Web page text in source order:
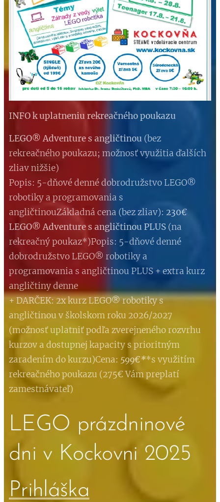
INFO k uplatneniu rekreačného poukazu
LEGO® Adventure s angličtinou (bez
rekreačného poukazu; možnosť využitia ďalších
zliav nižšie)
Popis: 5-dňové denné dobrodružstvo LEGO®
robotiky a programovania s
angličtinouZákladná cena (bez zliav): 230€
LEGO® Adventure s angličtinou PLUS (na
rekreačný poukaz*)Popis: 5-dňové denné
dobrodružstvo LEGO® robotiky a
programovania s angličtinou PLUS + extra kurz
angličtiny denne
+ DARČEK: 2x kurz LEGO® robotiky s
angličtinou v školskom roku 2026/2027
(možnosť uplatniť podľa zverejneného rozvrhu
kurzov a dostupnej kapacity s prioritným
zaradením do kurzu)Cena: 599€**s využitím
rekreačného poukazu (275€ Vám preplatí
zamestnávateľ)
LEGO prázdninové
dni v Kockovni 2025
Prihláška